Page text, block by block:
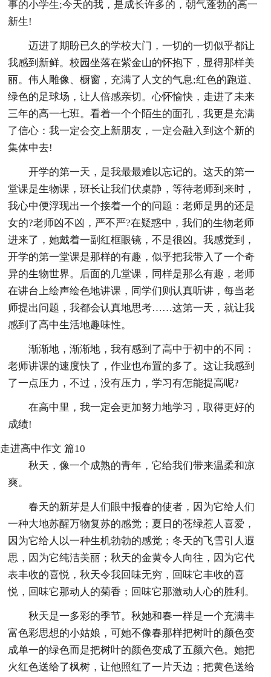
事的小学生;今天的我，是成长许多的，朝气蓬勃的高一
新生!
迈进了期盼已久的学校大门，一切的一切似乎都让
我感到新鲜。校园坐落在紫金山的怀抱下，显得那样美
丽。伟人雕像、橱窗，充满了人文的气息;红色的跑道、
绿色的足球场，让人倍感亲切。心怀愉快，走进了未来
三年的高一七班。看着一个个陌生的面孔，我更是充满
了信心：我一定会交上新朋友，一定会融入到这个新的
集体中去!
开学的第一天，是我最最难以忘记的。这天的第一
堂课是生物课，班长让我们伏桌静，等待老师到来时，
我心中便浮现出一个接着一个的问题：老师是男的还是
女的?老师凶不凶，严不严?在疑惑中，我们的生物老师
进来了，她戴着一副红框眼镜，不是很凶。我感觉到，
开学的第一堂课是那样的有趣，似乎把我带入了一个奇
异的生物世界。后面的几堂课，同样是那么有趣，老师
在讲台上绘声绘色地讲课，同学们则认真听讲，每当老
师提出问题，我都会认真地思考……这第一天，就让我
感到了高中生活地趣味性。
渐渐地，渐渐地，我有感到了高中于初中的不同：
老师讲课的速度快了，作业也布置的多了。这让我感到
了一点压力，不过，没有压力，学习有怎能提高呢?
在高中里，我一定会更加努力地学习，取得更好的
成绩!
走进高中作文 篇10
秋天，像一个成熟的青年，它给我们带来温柔和凉
爽。
春天的新芽是人们眼中报春的使者，因为它给人们
一种大地苏醒万物复苏的感觉；夏日的苍绿惹人喜爱，
因为它给人以一种生机勃勃的感觉；冬天的飞雪引人遐
思，因为它纯洁美丽；秋天的金黄令人向往，因为它代
表丰收的喜悦，秋天令我回味无穷，回味它丰收的喜
悦，回味它那动人的菊香；回味它那激动人心的胜利。
秋天是一多彩的季节。秋她和春一样是一个充满丰
富色彩思想的小姑娘，可她不像春那样把树叶的颜色变
成单一的绿色而是把树叶的颜色变成了五颜六色。她把
火红色送给了枫树，让他照红了一片天边；把黄色送给